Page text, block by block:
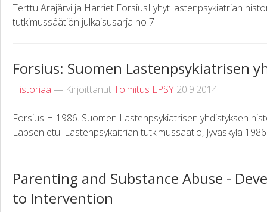
Terttu Arajärvi ja Harriet ForsiusLyhyt lastenpsykiatrian
tutkimussäätiön julkaisusarja no 7
Forsius: Suomen Lastenpsykiatrisen
Historiaa — KirjoittanutToimitus LPSY 20.9.2014
Forsius H 1986. Suomen Lastenpsykiatrisen yhdistyksen
Lapsen etu. Lastenpsykaitrian tutkimussäätiö, Jyväskylä
Parenting and Substance Abuse -
to Intervention